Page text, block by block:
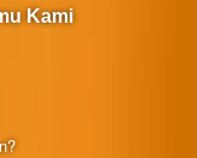
Kami